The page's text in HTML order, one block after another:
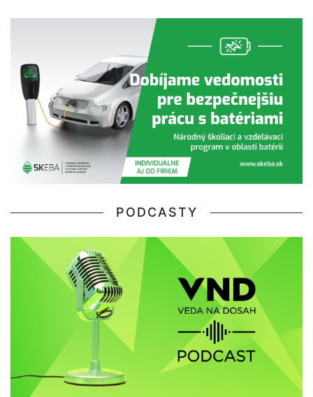
PODCASTY